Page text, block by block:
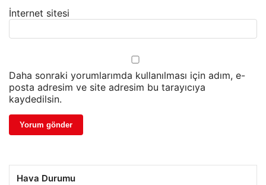
İnternet sitesi
Daha sonraki yorumlarımda kullanılması için adım, e-
posta adresim ve site adresim bu tarayıcıya
kaydedilsin.
Hava Durumu